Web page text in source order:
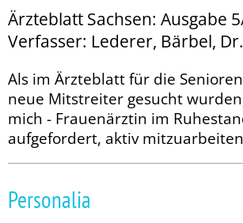
Ärzteblatt Sachsen: Ausgabe
Verfasser: Lederer, Bärbel,
Als im Ärzteblatt für die
neue Mitstreiter gesucht
mich - Frauenärztin im
aufgefordert, aktiv
Personalia